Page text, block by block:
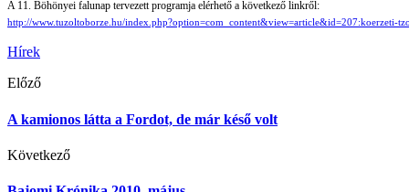
A 11. Böhönyei falunap tervezett programja elérhető a következő linkről:
http://www.tuzoltoborze.hu/index.php?option=com_content&view=article&id=207:koerzeti-
Hírek
Előző
A kamionos látta a Fordot, de már késő volt
Következő